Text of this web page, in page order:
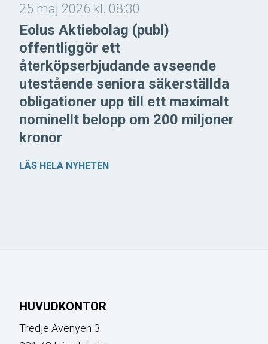
25 maj 2026 kl. 08:30
Eolus Aktiebolag (publ)
offentliggör ett
återköpserbjudande avseende
utestående seniora säkerställda
obligationer upp till ett maximalt
nominellt belopp om 200 miljoner
kronor
LÄS HELA NYHETEN
HUVUDKONTOR
Tredje Avenyen 3